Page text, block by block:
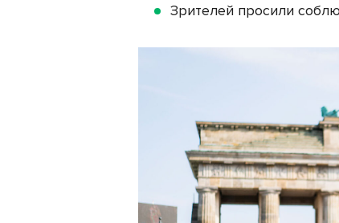
Зрителей просили